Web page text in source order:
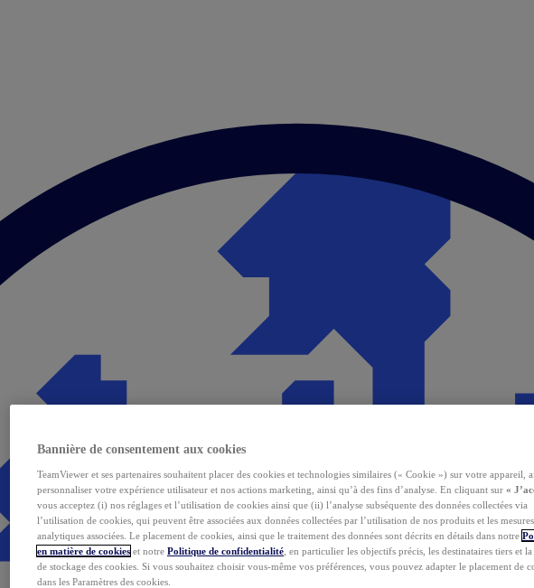
Bannière de consentement aux cookies
TeamViewer et ses partenaires souhaitent placer des cookies et technologies similaires (« Cookie ») sur votre appareil,
personnaliser votre expérience utilisateur et nos actions marketing, ainsi qu’à des fins d’analyse. En cliquant sur «
vous acceptez (i) nos réglages et l’utilisation de cookies ainsi que (ii) l’analyse subséquente des données collectées via
l’utilisation de cookies, qui peuvent être associées aux données collectées par l’utilisation de nos produits et les mesures
analytiques associées. Le placement de cookies, ainsi que le traitement des données sont décrits en détails dans notre
en matière de cookies et notre Politique de confidentialité , en particulier les objectifs précis, les destinataires tiers et
de stockage des cookies. Si vous souhaitez choisir vous-même vos préférences, vous pouvez adapter le placement de
dans les Paramètres des cookies.